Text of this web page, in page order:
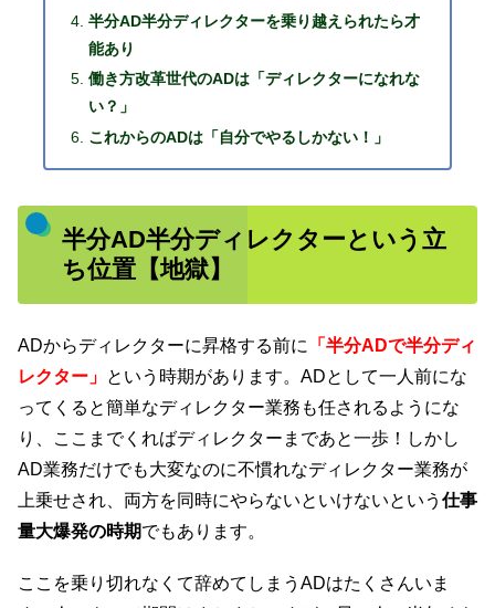
半分AD半分ディレクターを乗り越えられたら才
能あり
働き方改革世代のADは「ディレクターになれな
い？」
これからのADは「自分でやるしかない！」
半分AD半分ディレクターという立
ち位置【地獄】
ADからディレクターに昇格する前に
「半分ADで半分ディ
レクター」 という時期があります。ADとして一人前にな
ってくると簡単なディレクター業務も任されるようにな
り、ここまでくればディレクターまであと一歩！しかし
AD業務だけでも大変なのに不慣れなディレクター業務が
上乗せされ、両方を同時にやらないといけないという 仕事
量大爆発の時期でもあります。
ここを乗り切れなくて辞めてしまうADはたくさんいま